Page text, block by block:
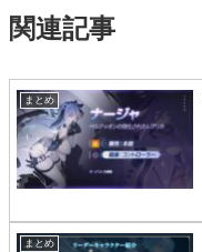
関連記事
まとめ
まとめ